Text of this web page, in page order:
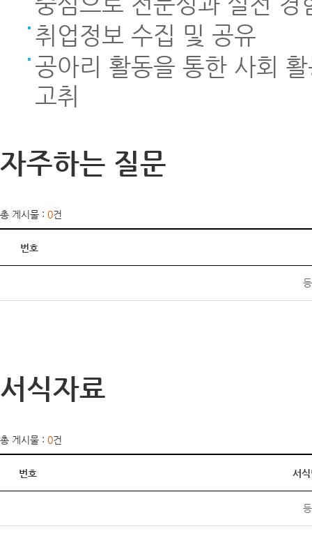
취업정보 수집 및 공유
공아리 활동을 통한 사회
고취
자주하는 질문
총 게시물 : 0건
번호
서식자료
총 게시물 : 0건
번호 서